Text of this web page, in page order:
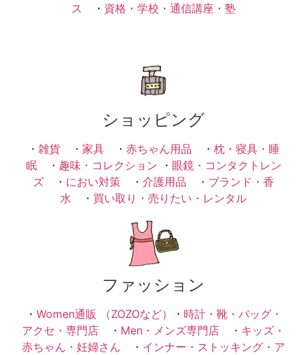
ス ・ 資格・学校・通信講座・塾
ショッピング
・ 雑貨 ・ 家具 ・ 赤ちゃん用品 ・ 枕・寝具・睡
眠・ 趣味・コレクション ・ 眼鏡・コンタクトレン
ズ ・ におい対策 ・ 介護用品 ・ ブランド・香
水 ・ 買い取り・売りたい・レンタル
ファッション
・ Women通販 （ZOZOなど） ・ 時計・靴・バッグ・
アクセ・専門店 ・ Men・メンズ専門店 ・ キッズ・
赤ちゃん・妊婦さん ・ インナー・ストッキング・ア